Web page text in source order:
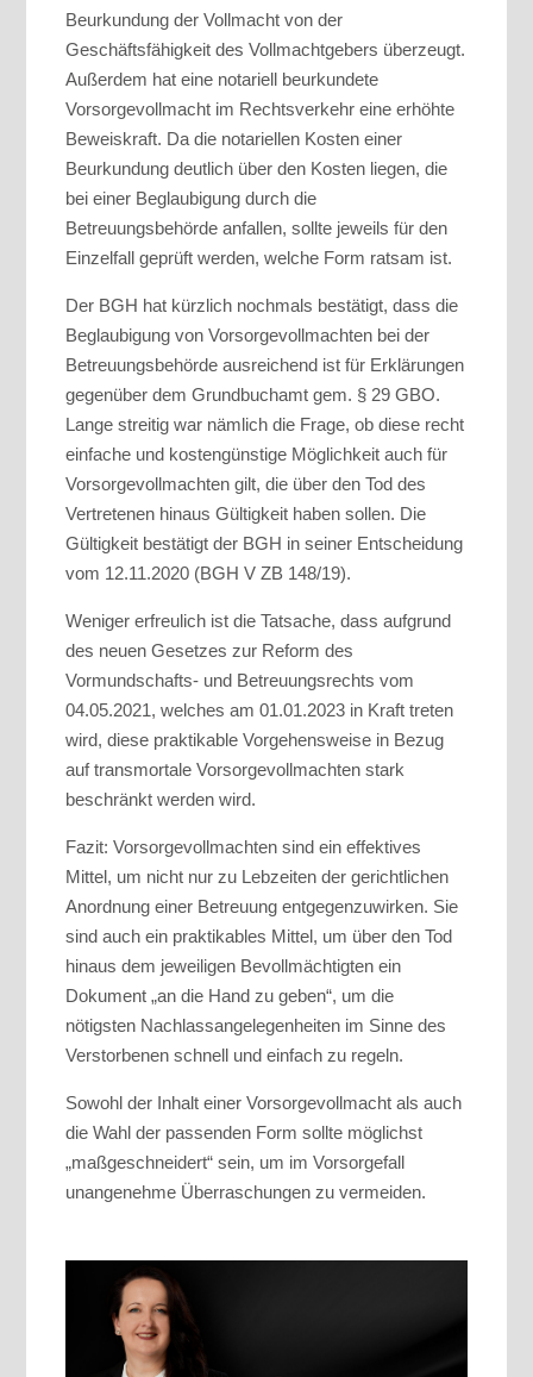
Beurkundung der Vollmacht von der
Geschäftsfähigkeit des Vollmachtgebers überzeugt.
Außerdem hat eine notariell beurkundete
Vorsorgevollmacht im Rechtsverkehr eine erhöhte
Beweiskraft. Da die notariellen Kosten einer
Beurkundung deutlich über den Kosten liegen, die
bei einer Beglaubigung durch die
Betreuungsbehörde anfallen, sollte jeweils für den
Einzelfall geprüft werden, welche Form ratsam ist.
Der BGH hat kürzlich nochmals bestätigt, dass die
Beglaubigung von Vorsorgevollmachten bei der
Betreuungsbehörde ausreichend ist für Erklärungen
gegenüber dem Grundbuchamt gem. § 29 GBO.
Lange streitig war nämlich die Frage, ob diese recht
einfache und kostengünstige Möglichkeit auch für
Vorsorgevollmachten gilt, die über den Tod des
Vertretenen hinaus Gültigkeit haben sollen. Die
Gültigkeit bestätigt der BGH in seiner Entscheidung
vom 12.11.2020 (BGH V ZB 148/19).
Weniger erfreulich ist die Tatsache, dass aufgrund
des neuen Gesetzes zur Reform des
Vormundschafts- und Betreuungsrechts vom
04.05.2021, welches am 01.01.2023 in Kraft treten
wird, diese praktikable Vorgehensweise in Bezug
auf transmortale Vorsorgevollmachten stark
beschränkt werden wird.
Fazit: Vorsorgevollmachten sind ein effektives
Mittel, um nicht nur zu Lebzeiten der gerichtlichen
Anordnung einer Betreuung entgegenzuwirken. Sie
sind auch ein praktikables Mittel, um über den Tod
hinaus dem jeweiligen Bevollmächtigten ein
Dokument „an die Hand zu geben“, um die
nötigsten Nachlassangelegenheiten im Sinne des
Verstorbenen schnell und einfach zu regeln.
Sowohl der Inhalt einer Vorsorgevollmacht als auch
die Wahl der passenden Form sollte möglichst
„maßgeschneidert“ sein, um im Vorsorgefall
unangenehme Überraschungen zu vermeiden.